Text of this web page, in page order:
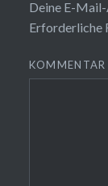
Deine E-
Erforderliche
KOMMENTAR